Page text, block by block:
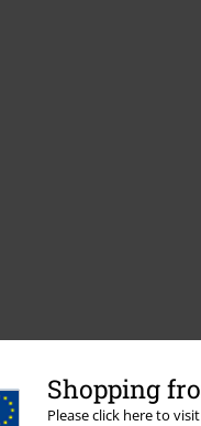
Shopping
Please click here to